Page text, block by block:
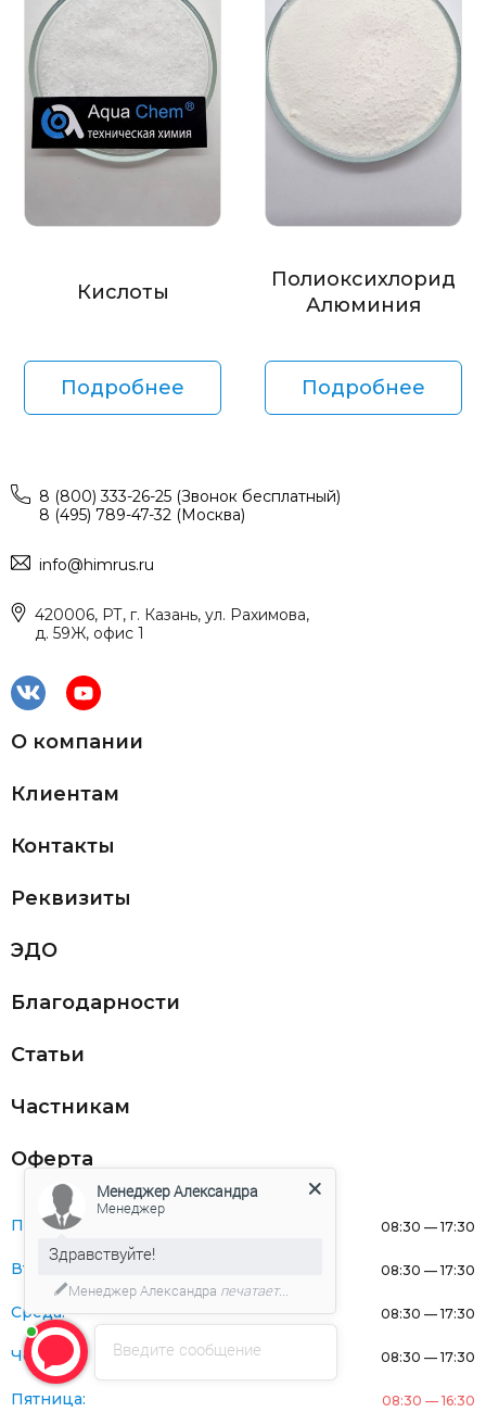
Кислоты
Подробнее
Полиоксихлорид
Алюминия
Подробнее
8 (800) 333-26-25 (Звонок бесплатный)
8 (495) 789-47-32 (Москва)
info@himrus.ru
420006, РТ, г. Казань, ул. Рахимова,
д. 59Ж, офис 1
О компании
Клиентам
Контакты
Реквизиты
ЭДО
Благодарности
Статьи
Частникам
Оферта
Понедельник: 08:30 — 17:30
Вторник: 08:30 — 17:30
Среда: 08:30 — 17:30
Четверг: 08:30 — 17:30
Пятница: 08:30 — 16:30
Введите сообщение
Менеджер Александра
Менеджер
Здравствуйте!
Менеджер Александра печатает...